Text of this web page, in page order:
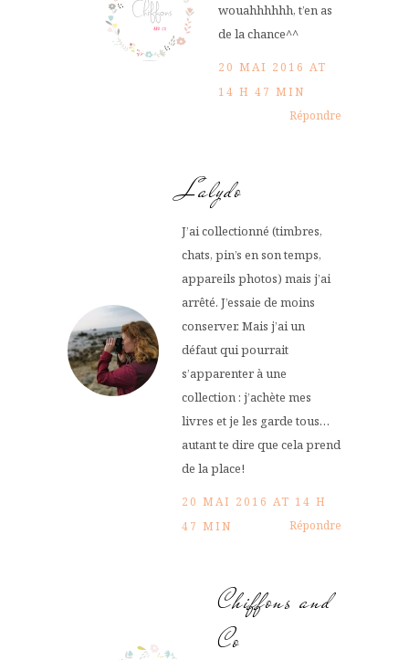
wouahhhhhh, t’en as
de la chance^^
20 MAI 2016 AT
14 H 47 MIN
Répondre
Lalydo
J’ai collectionné (timbres,
chats, pin’s en son temps,
appareils photos) mais j’ai
arrêté. J’essaie de moins
conserver. Mais j’ai un
défaut qui pourrait
s’apparenter à une
collection : j’achète mes
livres et je les garde tous…
autant te dire que cela prend
de la place!
20 MAI 2016 AT 14 H
47 MIN
Répondre
Chiffons and
Co